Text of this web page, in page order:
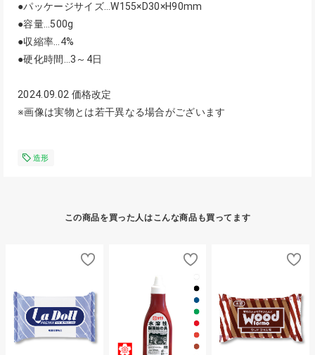
●パッケージサイズ…W155×D30×H90mm
●容量…500g
●収縮率…4%
●硬化時間…3～4日
2024.09.02 価格改定
※画像は実物とは若干異なる場合がございます
造形
この商品を買った人はこんな商品も買ってます